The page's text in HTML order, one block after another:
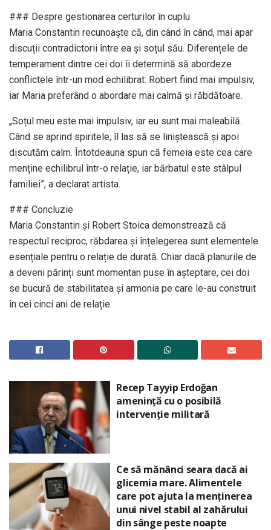
### Despre gestionarea certurilor în cuplu
Maria Constantin recunoaște că, din când în când, mai apar
discuții contradictorii între ea și soțul său. Diferențele de
temperament dintre cei doi îi determină să abordeze
conflictele într-un mod echilibrat: Robert fiind mai impulsiv,
iar Maria preferând o abordare mai calmă și răbdătoare.
„Soțul meu este mai impulsiv, iar eu sunt mai maleabilă.
Când se aprind spiritele, îl las să se liniștească și apoi
discutăm calm. Întotdeauna spun că femeia este cea care
menține echilibrul într-o relație, iar bărbatul este stâlpul
familiei”, a declarat artista.
### Concluzie
Maria Constantin și Robert Stoica demonstrează că
respectul reciproc, răbdarea și înțelegerea sunt elementele
esențiale pentru o relație de durată. Chiar dacă planurile de
a deveni părinți sunt momentan puse în așteptare, cei doi
se bucură de stabilitatea și armonia pe care le-au construit
în cei cinci ani de relație.
Recep Tayyip Erdoğan
amenință cu o posibilă
intervenție militară
Ce să mănânci seara dacă ai
glicemia mare. Alimentele
care pot ajuta la menținerea
unui nivel stabil al zahărului
din sânge peste noapte